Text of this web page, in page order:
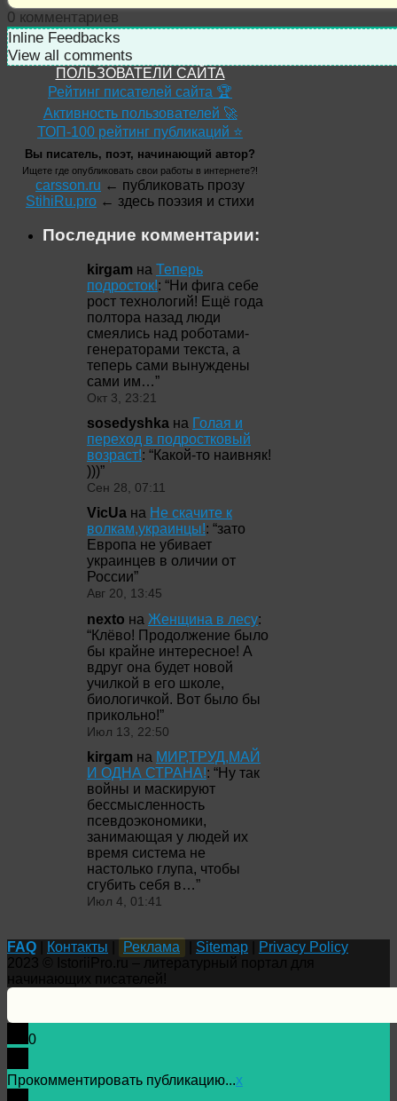
0 комментариев
Inline Feedbacks
View all comments
ПОЛЬЗОВАТЕЛИ САЙТА
Рейтинг писателей сайта 🏆
Активность пользователей 🚀
ТОП-100 рейтинг публикаций ⭐
Вы писатель, поэт, начинающий автор?
Ищете где опубликовать свои работы в интернете?!
carsson.ru ← публиковать прозу
StihiRu.pro ← здесь поэзия и стихи
Последние комментарии:
kirgam на Теперь
подросток!: “Ни фига себе
рост технологий! Ещё года
полтора назад люди
смеялись над роботами-
генераторами текста, а
теперь сами вынуждены
сами им…”
Окт 3, 23:21
sosedyshka на Голая и
переход в подростковый
возраст!: “Какой-то наивняк!
)))”
Сен 28, 07:11
VicUa на Не скачите к
волкам,украинцы!: “зато
Европа не убивает
украинцев в оличии от
России”
Авг 20, 13:45
nexto на Женщина в лесу:
“Клёво! Продолжение было
бы крайне интересное! А
вдруг она будет новой
училкой в его школе,
биологичкой. Вот было бы
прикольно!”
Июл 13, 22:50
kirgam на МИР,ТРУД,МАЙ
И ОДНА СТРАНА!: “Ну так
войны и маскируют
бессмысленность
псевдоэкономики,
занимающая у людей их
время система не
настолько глупа, чтобы
сгубить себя в…”
Июл 4, 01:41
FAQ Контакты Реклама Sitemap
Privacy Policy
0
Прокомментировать публикацию...x